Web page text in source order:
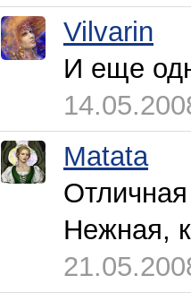
Vilvarin
И еще
Matata
Нежная,